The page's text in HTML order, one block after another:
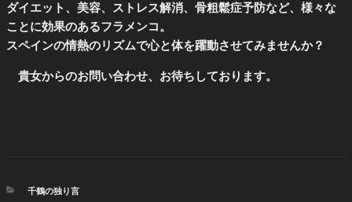
ダイエット、美容、ストレス解消、骨粗鬆症予防など、様々な
ことに効果のあるフラメンコ。
スペインの情熱のリズムで心と体を躍動させてみませんか？
貴女からのお問い合わせ、お待ちしております。
カ
千鶴の独り言